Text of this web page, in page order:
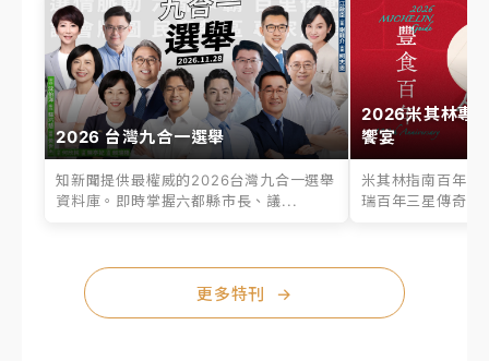
2026 台灣九合一選舉
知新聞提供最權威的2026台灣九合一選舉
資料庫。即時掌握六都縣市長、議...
2026米其林專
饗宴
米其林指南百年之
瑞百年三星傳奇、
更多特刊 →